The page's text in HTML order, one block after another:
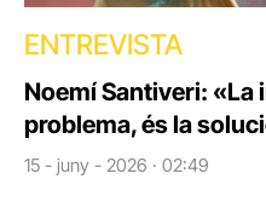
ENTREVISTA
Noemí Santiveri: «La
problema, és la
15 - juny - 2026 · 02:49